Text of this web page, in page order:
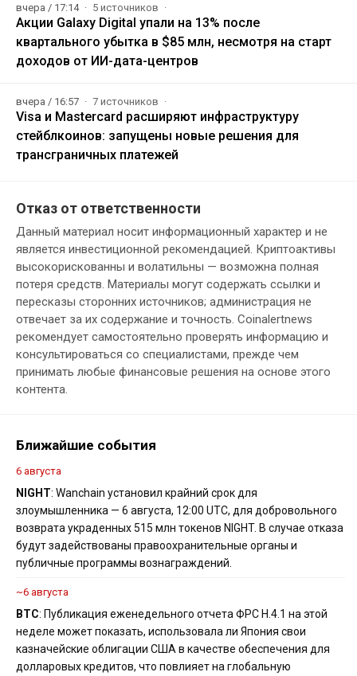
вчера / 17:14 5 источников
Акции Galaxy Digital упали на 13% после
квартального убытка в $85 млн, несмотря на старт
доходов от ИИ-дата-центров
вчера / 16:57 7 источников
Visa и Mastercard расширяют инфраструктуру
стейблкоинов: запущены новые решения для
трансграничных платежей
Отказ от ответственности
Данный материал носит информационный характер и не
является инвестиционной рекомендацией. Криптоактивы
высокорискованны и волатильны — возможна полная
потеря средств. Материалы могут содержать ссылки и
пересказы сторонних источников; администрация не
отвечает за их содержание и точность. Coinalertnews
рекомендует самостоятельно проверять информацию и
консультироваться со специалистами, прежде чем
принимать любые финансовые решения на основе этого
контента.
Ближайшие события
6 августа
NIGHT: Wanchain установил крайний срок для
злоумышленника — 6 августа, 12:00 UTC, для добровольного
возврата украденных 515 млн токенов NIGHT. В случае отказа
будут задействованы правоохранительные органы и
публичные программы вознаграждений.
~6 августа
BTC: Публикация еженедельного отчета ФРС H.4.1 на этой
неделе может показать, использовала ли Япония свои
казначейские облигации США в качестве обеспечения для
долларовых кредитов, что повлияет на глобальную